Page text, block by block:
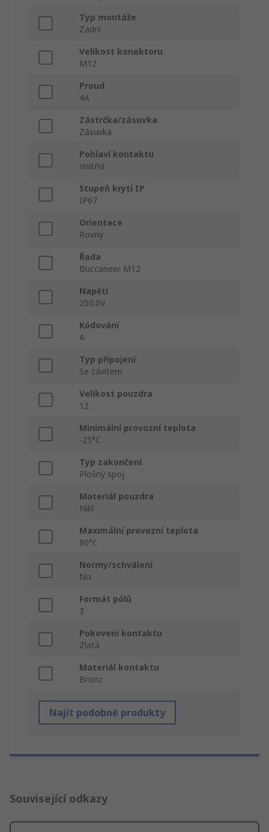
Typ montáže
Zadní
Velikost konektoru
M12
Proud
4A
Zástrčka/zásuvka
Zásuvka
Pohlaví kontaktu
Vnitřní
Stupeň krytí IP
IP67
Orientace
Rovný
Řada
Buccaneer M12
Napětí
250.0V
Kódování
A
Typ připojení
Se závitem
Velikost pouzdra
12
Minimální provozní teplota
-25°C
Typ zakončení
Plošný spoj
Materiál pouzdra
Nikl
Maximální provozní teplota
80°C
Normy/schválení
No
Formát pólů
3
Pokovení kontaktu
Zlatá
Materiál kontaktu
Bronz
Najít podobné produkty
Související odkazy